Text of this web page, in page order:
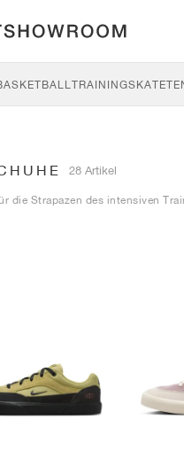
TRAININGSKATE
28 Artikel
die Strapazen des intensiven